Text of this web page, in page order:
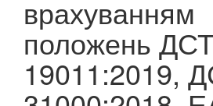
врахуванням
положень
19011:2019,